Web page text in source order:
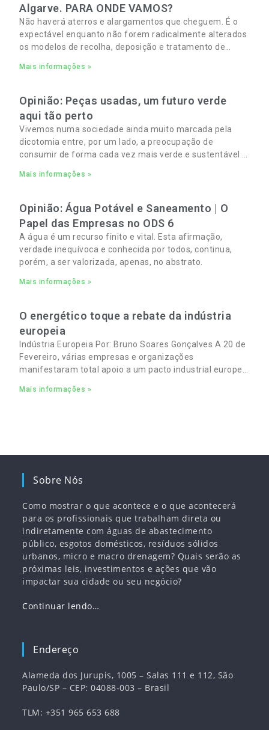
Algarve. PARA ONDE VAMOS?
Não haverá aterros e alargamentos que cheguem. É o
expectável enquanto não forem radicalmente alterados
os modelos de recolha, deposição e tratamento de
Mais informações »
Opinião: Peças usadas, um futuro verde
aqui tão perto
Vivemos numa sociedade ainda muito marcada pela
dicotomia entre, por um lado, a preocupação de
consumir de forma cada vez mais verde e sustentável e,
e familiares cada vez mais apertados.
Mais informações »
Opinião: Água Potável e Saneamento | O
Papel das Empresas no ODS 6
A água é um recurso finito e vital. Esta afirmação,
verdade inequívoca e conhecida por todos, continua,
porém, a ser valorizada, apenas, no abstrato.
Mais informações »
O energético toque a rebate da indústria
europeia
Indústria Europeia Por: Bruno Soares Gonçalves A 20 de
Fevereiro, várias empresas e organizações
manifestaram total apoio a um pacto industrial europeu
empregos
Mais informações »
Sobre Nós
Como mostrar o que acontece e o que acontecerá
para os profissionais que trabalham direta ou
indiretamente com águas de abastecimento
público, esgotos domésticos, resíduos sólidos
urbanos, micro e macro drenagem? Quais serão as
próximas leis, investimentos e ações que vão
impactar sua cidade ou seu negócio?
Continuar lendo…
Endereço
Alameda dos Jurupis, 1005 – Salas 111 e 112, São
Paulo/SP – CEP: 04088-003 – Brasil
TLM: +351 965 653 688